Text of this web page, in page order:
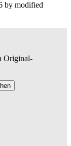
by modified
Original-